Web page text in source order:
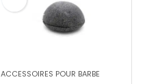
ACCESSOIRES POUR BARBE